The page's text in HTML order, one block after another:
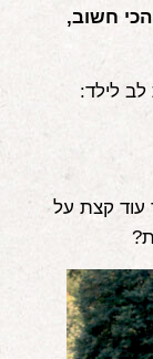
הכי חשוב,
לילד:
עוד קצת על